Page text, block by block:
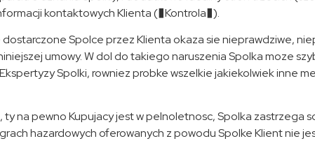
kontaktowych Klienta (�Kontrola�).
Spolce przez Klienta okaza sie nieprawdziwe,
umowy. W dol do takiego naruszenia Spolka moze
Spolki, rowniez probke wszelkie jakiekolwiek inne
na pewno Kupujacy jest w pelnoletnosc, Spolka zastrzega
hazardowych oferowanych z powodu Spolke Klient nie